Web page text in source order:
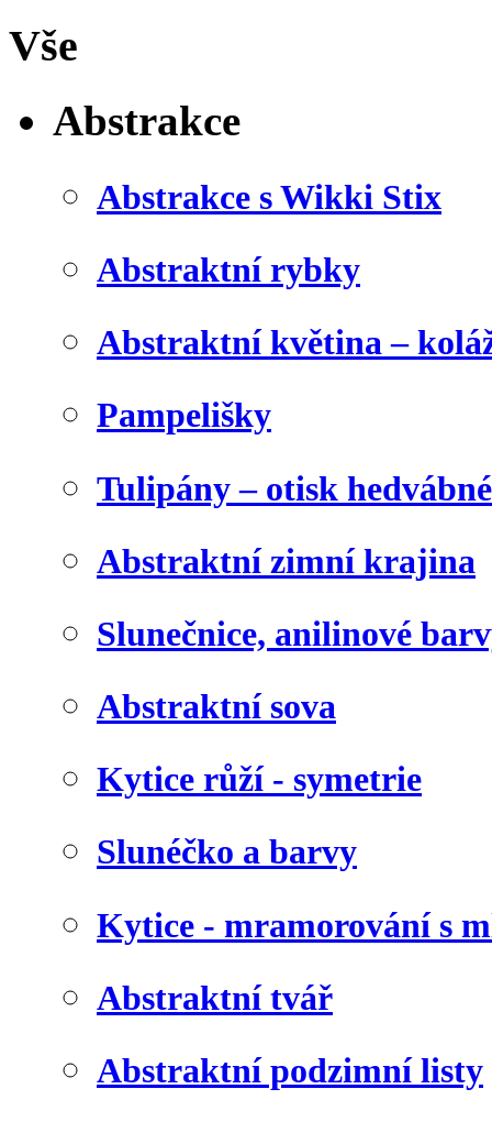
Vše
Abstrakce
Abstrakce s Wikki Stix
Abstraktní rybky
Abstraktní květina –
Pampelišky
Tulipány – otisk
Abstraktní zimní krajina
Slunečnice, anilinové
Abstraktní sova
Kytice růží - symetrie
Slunéčko a barvy
Kytice - mramorování s
Abstraktní tvář
Abstraktní podzimní listy